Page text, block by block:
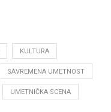
KULTURA
SAVREMENA UMETNOST
UMETNIČKA SCENA